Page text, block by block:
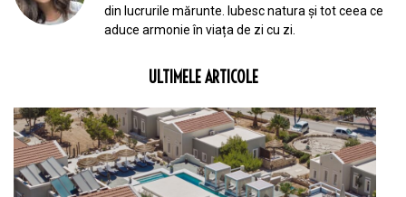
din lucrurile mărunte. Iubesc natura și tot ceea ce
aduce armonie în viața de zi cu zi.
ULTIMELE ARTICOLE